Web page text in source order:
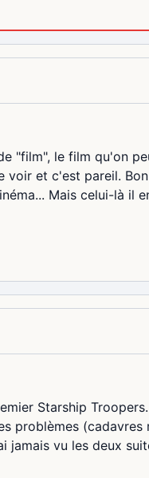
"film", le film qu'on
et c'est pareil.
Mais celui-là il
Starship
problèmes (cadavres
jamais vu les deux